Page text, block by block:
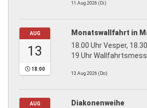
11.Aug.2026 (Di)
AUG
13
18:00
Monatswallfahrt in
18.00 Uhr Vesper,
19 Uhr
13.Aug.2026 (Do)
AUG
Diakonenweihe